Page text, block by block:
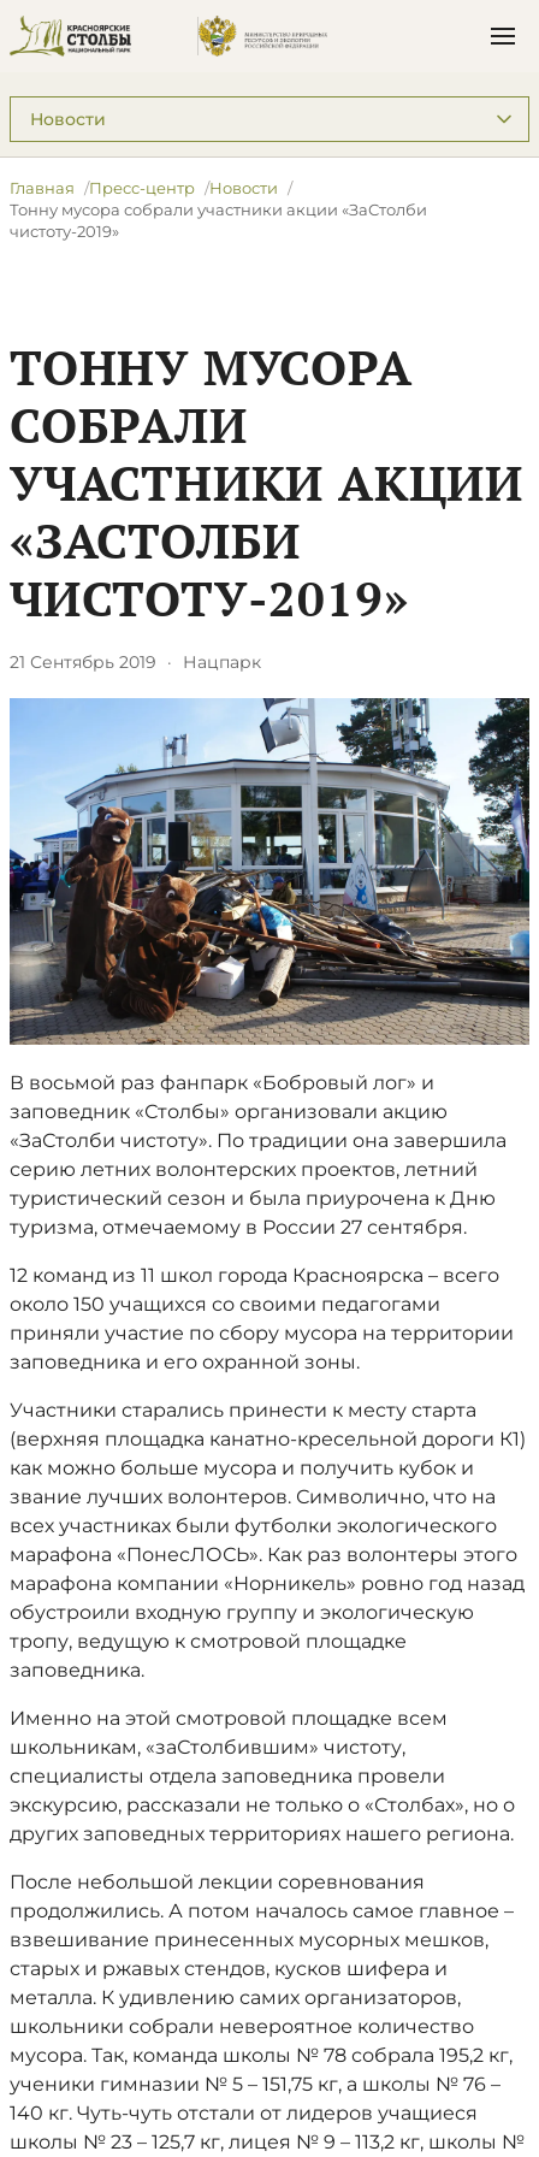
Подразделы: Пресс-центр
Главная Пресс-центр
Новости
Тонну мусора собрали участники акции «ЗаСтолби
чистоту-2019»
ТОННУ МУСОРА
СОБРАЛИ
УЧАСТНИКИ АКЦИИ
«ЗАСТОЛБИ
ЧИСТОТУ-2019»
21 Сентябрь 2019 · Нацпарк
В восьмой раз фанпарк «Бобровый лог» и
заповедник «Столбы» организовали акцию
«ЗаСтолби чистоту». По традиции она завершила
серию летних волонтерских проектов, летний
туристический сезон и была приурочена к Дню
туризма, отмечаемому в России 27 сентября.
12 команд из 11 школ города Красноярска – всего
около 150 учащихся со своими педагогами
приняли участие по сбору мусора на территории
заповедника и его охранной зоны.
Участники старались принести к месту старта
(верхняя площадка канатно-кресельной дороги К1)
как можно больше мусора и получить кубок и
звание лучших волонтеров. Символично, что на
всех участниках были футболки экологического
марафона «ПонесЛОСЬ». Как раз волонтеры этого
марафона компании «Норникель» ровно год назад
обустроили входную группу и экологическую
тропу, ведущую к смотровой площадке
заповедника.
Именно на этой смотровой площадке всем
школьникам, «заСтолбившим» чистоту,
специалисты отдела заповедника провели
экскурсию, рассказали не только о «Столбах», но о
других заповедных территориях нашего региона.
После небольшой лекции соревнования
продолжились. А потом началось самое главное –
взвешивание принесенных мусорных мешков,
старых и ржавых стендов, кусков шифера и
металла. К удивлению самих организаторов,
школьники собрали невероятное количество
мусора. Так, команда школы № 78 собрала 195,2 кг,
ученики гимназии № 5 – 151,75 кг, а школы № 76 –
140 кг. Чуть-чуть отстали от лидеров учащиеся
школы № 23 – 125,7 кг, лицея № 9 – 113,2 кг, школы №